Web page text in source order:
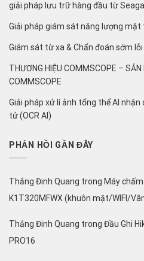
giải pháp lưu trữ hàng đầu từ
Giải pháp giám sát năng lượng
Giám sát từ xa & Chẩn đoán sớm
THƯƠNG HIỆU COMMSCOPE –
COMMSCOPE
Giải pháp xử lí ảnh tổng thể AI
tử (OCR AI)
PHẢN HỒI GẦN ĐÂY
Thắng Đinh Quang trong Máy
K1T320MFWX (khuôn mặt/WIFI/
Thắng Đinh Quang trong Đầu Ghi
PRO16